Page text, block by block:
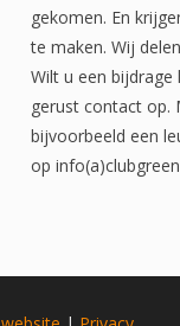
gekomen. En
te maken. Wij
Wilt u een bijdrage
gerust contact op.
bijvoorbeeld een
op